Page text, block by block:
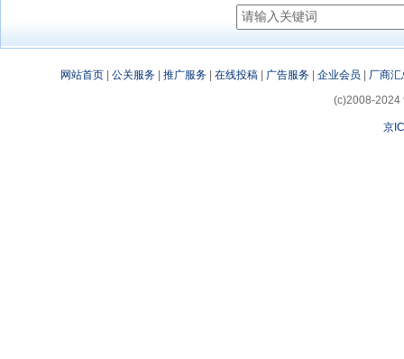
网站首页| 公关服务| 推广服务| 在线投稿| 广告服务| 企业会员
厂商汇
(c)2008-2024
京